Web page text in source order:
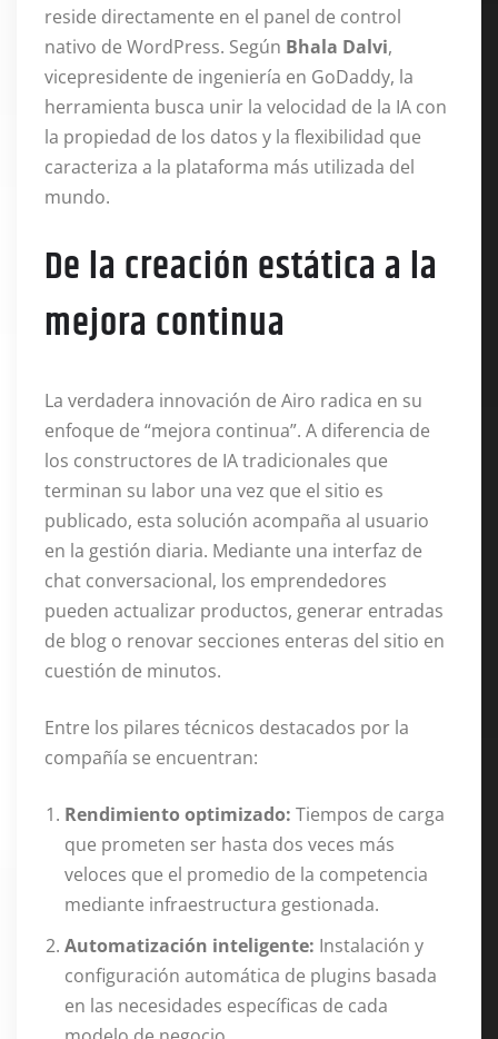
reside directamente en el panel de control
nativo de WordPress. Según Bhala Dalvi,
vicepresidente de ingeniería en GoDaddy, la
herramienta busca unir la velocidad de la IA con
la propiedad de los datos y la flexibilidad que
caracteriza a la plataforma más utilizada del
mundo.
De la creación estática a la
mejora continua
La verdadera innovación de Airo radica en su
enfoque de “mejora continua”. A diferencia de
los constructores de IA tradicionales que
terminan su labor una vez que el sitio es
publicado, esta solución acompaña al usuario
en la gestión diaria. Mediante una interfaz de
chat conversacional, los emprendedores
pueden actualizar productos, generar entradas
de blog o renovar secciones enteras del sitio en
cuestión de minutos.
Entre los pilares técnicos destacados por la
compañía se encuentran:
Rendimiento optimizado: Tiempos de carga
que prometen ser hasta dos veces más
veloces que el promedio de la competencia
mediante infraestructura gestionada.
Automatización inteligente: Instalación y
configuración automática de plugins basada
en las necesidades específicas de cada